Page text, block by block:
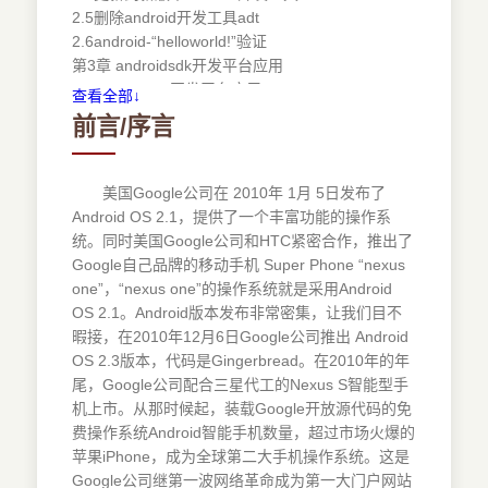
2.5删除android开发工具adt
2.6android-“helloworld!”验证
第3章 androidsdk开发平台应用
3.1androidsdk开发平台应用
3.2android仿真器
3.3android仿真器专用sd存储卡
3.5android调试监控服务系统ddms
第4章 认识android基本单元-活动程序activity
4.1android应用程序组成
4.2执行状态迁移的生命周期（lifecycle）
4.3精通活动程序-activity的控制功能
第5章 活动程序activity的切换-意图方法intent
5.1活动程序activity和意图方法intent
5.2建立chatactivities应用程序
5.3chatactivities应用程序实现
5.4标准意图方法intent
……
第6章 android应用程序的widget创作套件
第7章 android应用程序的layout窗体布局
查看全部↓
前言/序言
美国Google公司在 2010年 1月 5日发布了
Android OS 2.1，提供了一个丰富功能的操作系
统。同时美国Google公司和HTC紧密合作，推出了
Google自己品牌的移动手机 Super Phone “nexus
one”，“nexus one”的操作系统就是采用Android
OS 2.1。Android版本发布非常密集，让我们目不
暇接，在2010年12月6日Google公司推出 Android
OS 2.3版本，代码是Gingerbread。在2010年的年
尾，Google公司配合三星代工的Nexus S智能型手
机上市。从那时候起，装载Google开放源代码的免
费操作系统Android智能手机数量，超过市场火爆的
苹果iPhone，成为全球第二大手机操作系统。这是
Google公司继第一波网络革命成为第一大门户网站